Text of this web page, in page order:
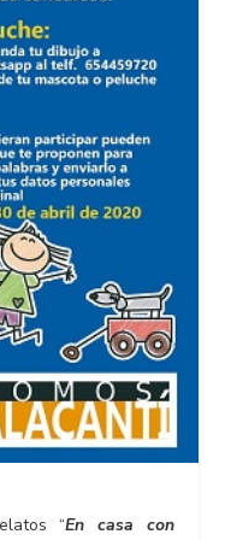
“En casa con